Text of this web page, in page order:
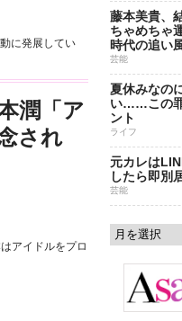
に発展してい
潤「ア
され
アイドルをプロ
藤本美貴、
ちゃめちゃ
時代の追い
芸能
夏休みなの
い……この罪
ント
ライフ
元カレは
したら即別
芸能